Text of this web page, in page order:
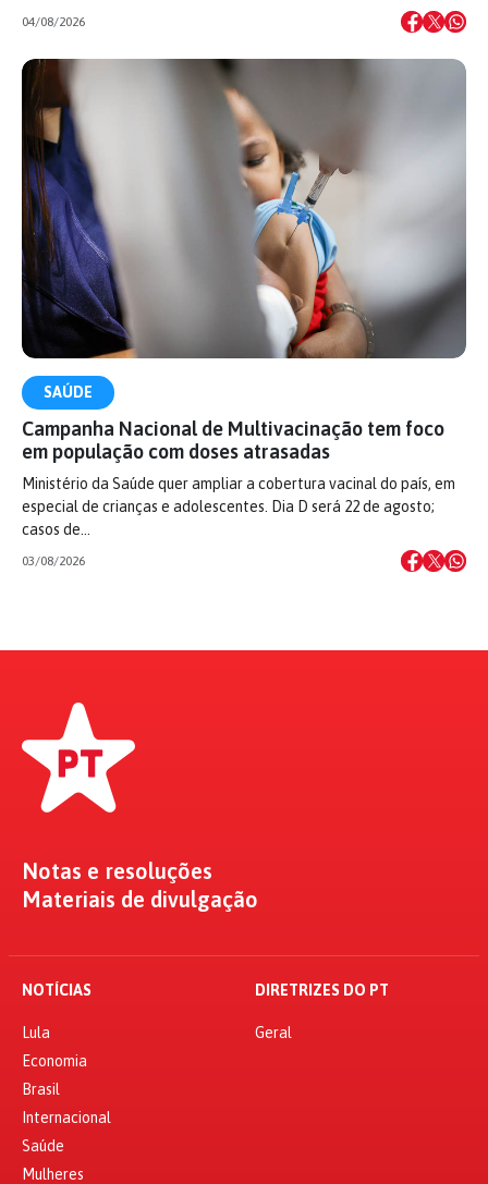
04/08/2026
SAÚDE
Campanha Nacional de Multivacinação tem foco
em população com doses atrasadas
Ministério da Saúde quer ampliar a cobertura vacinal do país, em
especial de crianças e adolescentes. Dia D será 22 de agosto;
casos de…
03/08/2026
Notas e resoluções
Materiais de divulgação
NOTÍCIAS
Lula
Economia
Brasil
Internacional
Saúde
Mulheres
DIRETRIZES DO PT
Geral